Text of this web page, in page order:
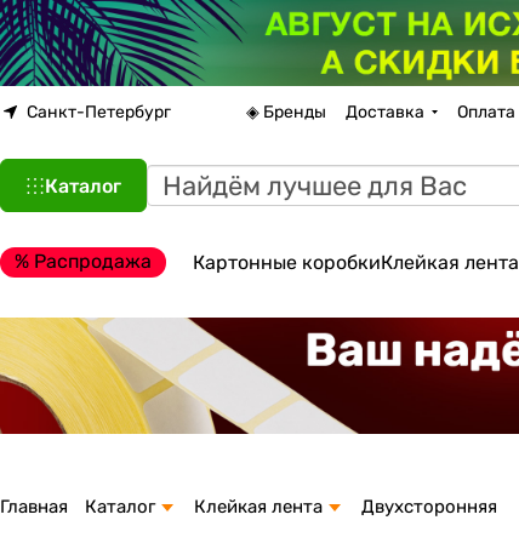
Санкт-Петербург ◈ Бренды Доставка Оплата
Каталог
% Распродажа Картонные коробкиКлейкая лента
Главная Каталог Клейкая лента Двухсторонняя